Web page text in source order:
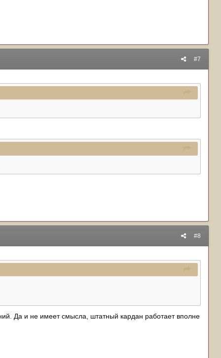
#7
#8
Да и не имеет смысла, штатный кардан работает вполне